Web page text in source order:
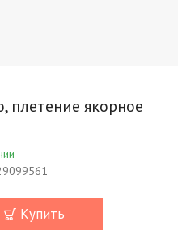
плетение якорное
Купить